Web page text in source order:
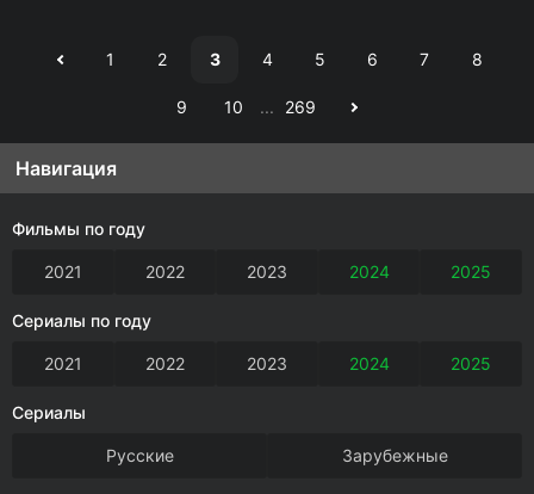
1 2 3 4 5 6 7 8
9 10 ... 269
Навигация
Фильмы по году
2021 2022 2023 2024 2025
Сериалы по году
2021 2022 2023 2024 2025
Сериалы
Русские Зарубежные